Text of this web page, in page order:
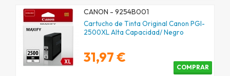
CANON - 9254B001
Cartucho de Tinta Original Canon PGI-
2500XL Alta Capacidad/ Negro
31,97 €
COMPRAR